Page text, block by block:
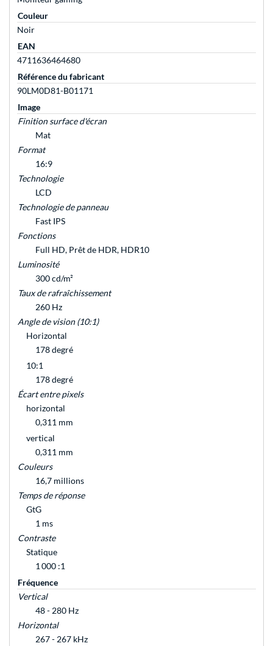
Couleur
Noir
EAN
4711636464680
Référence du fabricant
90LM0D81-B01171
Image
Finition surface d'écran
Mat
Format
16:9
Technologie
LCD
Technologie de panneau
Fast IPS
Fonctions
Full HD, Prêt de HDR, HDR10
Luminosité
300 cd/m²
Taux de rafraîchissement
260 Hz
Angle de vision (10:1)
Horizontal
178 degré
10:1
178 degré
Écart entre pixels
horizontal
0,311 mm
vertical
0,311 mm
Couleurs
16,7 millions
Temps de réponse
GtG
1 ms
Contraste
Statique
1 000 :1
Fréquence
Vertical
48 - 280 Hz
Horizontal
267 - 267 kHz